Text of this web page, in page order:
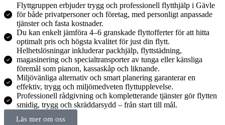
Flyttgruppen erbjuder trygg och professionell flytthjälp i Gävle
för både privatpersoner och företag, med personligt anpassade
tjänster och fasta kostnader.
Du kan enkelt jämföra 4–6 granskade flyttofferter för att hitta
optimalt pris och högsta kvalitet för just din flytt.
Helhetslösningar inkluderar packhjälp, flyttstädning,
magasinering och specialtransporter av tunga eller känsliga
föremål som pianon, kassaskåp och liknande.
Miljövänliga alternativ och smart planering garanterar en
effektiv, trygg och miljömedveten flyttupplevelse.
Professionell rådgivning och kompletterande tjänster gör flytten
smidig, trygg och skräddarsydd – från start till mål.
Läs mer om oss